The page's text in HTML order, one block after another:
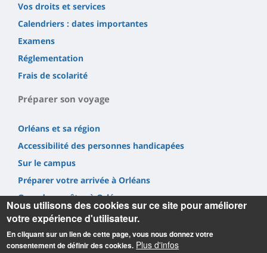
Vos droits et services
Calendriers : dates importantes
Examens
Réglementation
Frais de scolarité
Préparer son voyage
Orléans et sa région
Accessibilité des personnes handicapées
Sur le campus
Préparer votre arrivée à Orléans
Quand vous êtes à Orléans
Nous utilisons des cookies sur ce site pour améliorer
votre expérience d'utilisateur.
En cliquant sur un lien de cette page, vous nous donnez votre
consentement de définir des cookies. Plus d'infos